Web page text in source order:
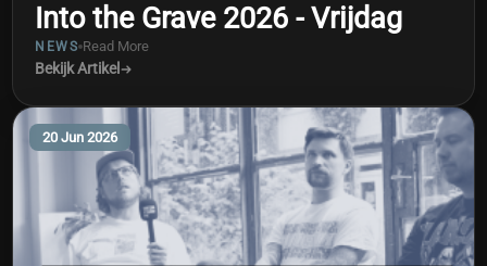
Into the Grave 2026 - Vrijdag
NEWS Read More
Bekijk Artikel
20 Jun 2026